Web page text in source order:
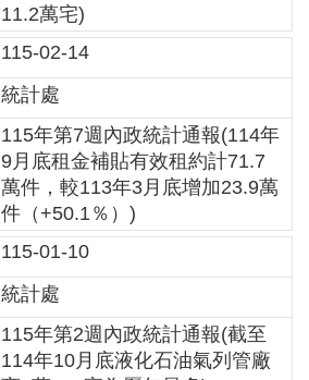
11.2萬宅)
115-02-14
統計處
115年第7週內政統計通報(114年
9月底租金補貼有效租約計71.7
萬件，較113年3月底增加23.9萬
件（+50.1％）)
115-01-10
統計處
115年第2週內政統計通報(截至
114年10月底液化石油氣列管廠